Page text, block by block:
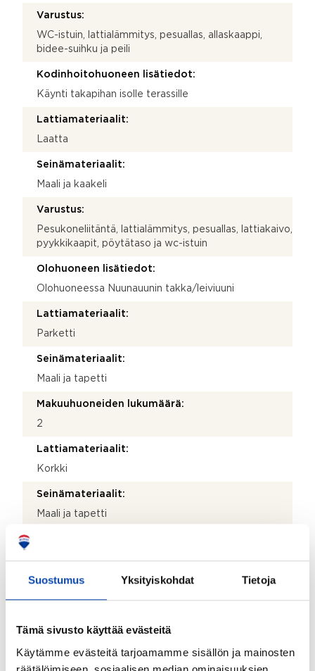
Suostumus Yksityiskohdat Tietoja
Tämä sivusto käyttää evästeitä
Käytämme evästeitä tarjoamamme sisällön ja mainosten
Varustus:
WC-istuin, lattialämmitys, pesuallas, allaskaappi,
bidee-suihku ja peili
Kodinhoitohuoneen lisätiedot:
Käynti takapihan isolle terassille
Lattiamateriaalit:
Laatta
Seinämateriaalit:
Maali ja kaakeli
Varustus:
Pesukoneliitäntä, lattialämmitys, pesuallas, lattiakaivo,
pyykkikaapit, pöytätaso ja wc-istuin
Olohuoneen lisätiedot:
Olohuoneessa Nuunauunin takka/leiviuuni
Lattiamateriaalit:
Parketti
Seinämateriaalit:
Maali ja tapetti
Makuuhuoneiden lukumäärä:
2
Lattiamateriaalit:
Korkki
Seinämateriaalit:
Maali ja tapetti
Käyttöullakko noin 18m2
Terassi:
Lisätietoja terassista:
Iso katettu terassi järvinäkymällä